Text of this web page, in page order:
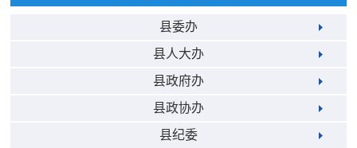
县委办
县人大办
县政府办
县政协办
县纪委